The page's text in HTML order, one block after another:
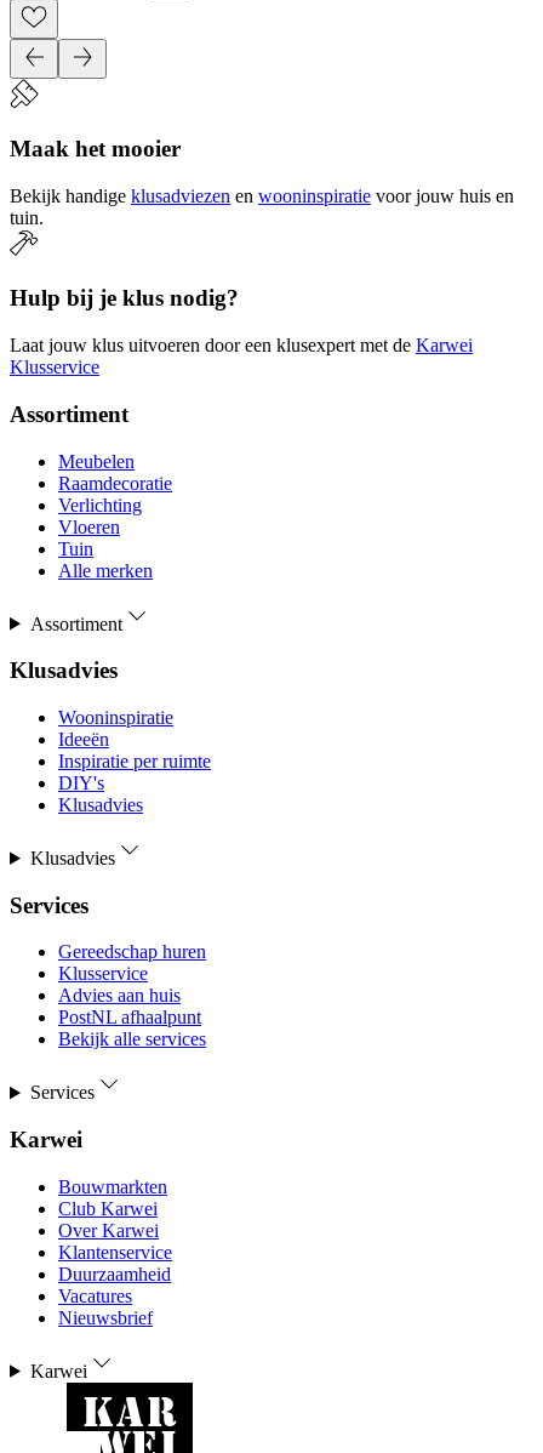
Maak het mooier
Bekijk handige klusadviezen en wooninspiratie voor jouw huis en
tuin.
Hulp bij je klus nodig?
Laat jouw klus uitvoeren door een klusexpert met de Karwei
Klusservice
Assortiment
Meubelen
Raamdecoratie
Verlichting
Vloeren
Tuin
Alle merken
Assortiment
Klusadvies
Wooninspiratie
Ideeën
Inspiratie per ruimte
DIY's
Klusadvies
Klusadvies
Services
Gereedschap huren
Klusservice
Advies aan huis
PostNL afhaalpunt
Bekijk alle services
Services
Karwei
Bouwmarkten
Club Karwei
Over Karwei
Klantenservice
Duurzaamheid
Vacatures
Nieuwsbrief
Karwei